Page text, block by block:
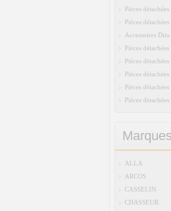
Pièces détachées
Pièces
Accessoires Dito
Pièces
Pièces détachées
Pièces
Pièces
Pièces
Marques
ALLA
ARCOS
CASSELIN
CHASSEUR